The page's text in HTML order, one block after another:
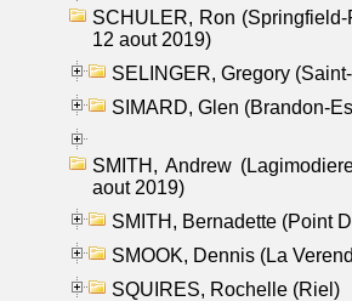
SCHULER, Ron
12 aout 2019)
SELINGER, Gregory
SIMARD, Glen (Brandon-
SMITH, Andrew
aout 2019)
SMITH, Bernadette (Point
SMOOK, Dennis (La
SQUIRES, Rochelle (Riel)